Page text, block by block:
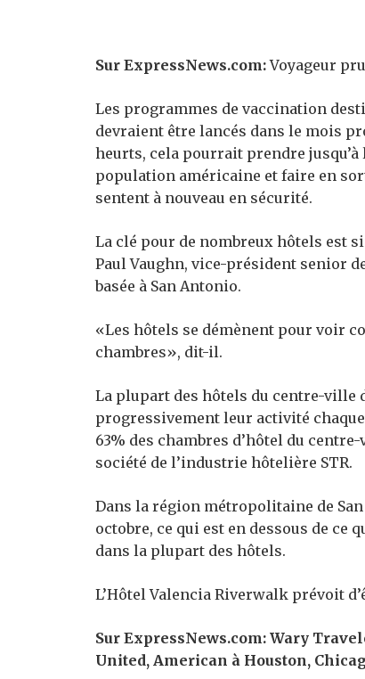
Sur ExpressNews.com:Voyageur
Les programmes de vaccination
devraient être lancés dans le mois
heurts, cela pourrait prendre
population américaine et faire en
sentent à nouveau en sécurité.
La clé pour de nombreux hôtels est
Paul Vaughn, vice-président senior
basée à San Antonio.
«Les hôtels se démènent pour voir
chambres», dit-il.
La plupart des hôtels du centre-ville
progressivement leur activité
63% des chambres d’hôtel du
société de l’industrie hôtelière STR.
Dans la région métropolitaine de
octobre, ce qui est en dessous de
dans la plupart des hôtels.
L’Hôtel Valencia Riverwalk prévoit
Sur ExpressNews.com: Wary
United, American à Houston,